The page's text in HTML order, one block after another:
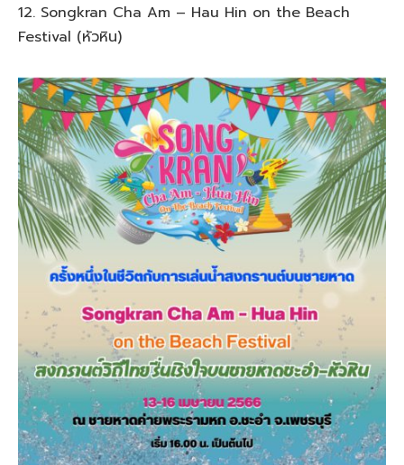
12. Songkran Cha Am – Hau Hin on the Beach
Festival (หัวหิน)